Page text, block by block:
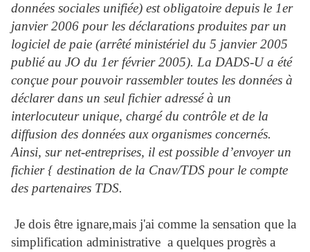
données sociales unifiée) est obligatoire depuis le 1er
janvier 2006 pour les déclarations produites par un
logiciel de paie (arrêté ministériel du 5 janvier 2005
publié au JO du 1er février 2005). La DADS-U a été
conçue pour pouvoir rassembler toutes les données à
déclarer dans un seul fichier adressé à un
interlocuteur unique, chargé du contrôle et de la
diffusion des données aux organismes concernés.
Ainsi, sur net-entreprises, il est possible d’envoyer un
fichier { destination de la Cnav/TDS pour le compte
des partenaires TDS.
Je dois être ignare,mais j'ai comme la sensation que la
simplification administrative a quelques progrès a